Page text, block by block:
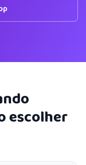
escolher